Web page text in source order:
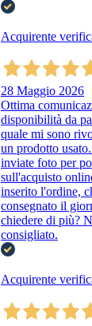
Acquirente
28 Maggio 2026
Ottima
disponibilità da
quale mi sono
un prodotto
inviate foto per
sull'acquisto
inserito l'ordine,
consegnato il
chiedere di più?
consigliato.
Acquirente